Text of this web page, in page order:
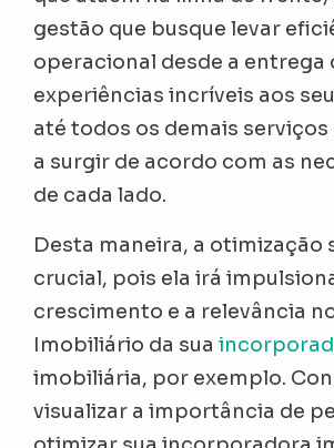
gestão que busque levar
operacional desde a entrega
experiências incríveis aos
até todos os demais serviços
a surgir de acordo com as
de cada lado.
Desta maneira, a otimização
crucial, pois ela irá
crescimento e a relevância
Imobiliário da sua
imobiliária, por exemplo.
visualizar a importância de